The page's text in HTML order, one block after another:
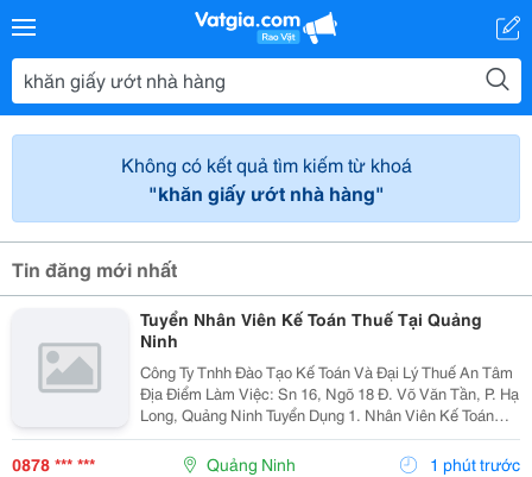
Không có kết quả tìm kiếm từ khoá
"khăn giấy ướt nhà hàng"
Tin đăng mới nhất
Tuyển Nhân Viên Kế Toán Thuế Tại Quảng
Ninh
Công Ty Tnhh Đào Tạo Kế Toán Và Đại Lý Thuế An Tâm
Địa Điểm Làm Việc: Sn 16, Ngõ 18 Đ. Võ Văn Tần, P. Hạ
Long, Quảng Ninh Tuyển Dụng 1. Nhân Viên Kế Toán
Thuế : 05 Mô Tả Công Việc: &Bull; Thực Hiện Các Công
Việc Liên Quan Đến Kế Toán Thuế...
0878 *** *** Quảng Ninh 1 phút trước